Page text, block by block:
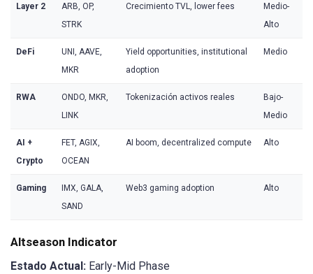
Layer 2
ARB, OP,
STRK
Crecimiento TVL, lower fees
Medio-
Alto
DeFi
UNI, AAVE,
MKR
Yield opportunities, institutional
adoption
Medio
RWA
ONDO, MKR,
LINK
Tokenización activos reales
Bajo-
Medio
AI +
Crypto
FET, AGIX,
OCEAN
AI boom, decentralized compute Alto
Gaming
IMX, GALA,
SAND
Web3 gaming adoption Alto
Altseason Indicator
Estado Actual: Early-Mid Phase